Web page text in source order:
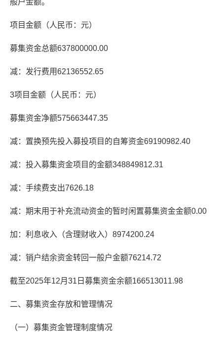
般户金额。
项目金额（人民币：元）
募集资金总额637800000.00
减：发行费用62136552.65
3项目金额（人民币：元）
募集资金净额575663447.35
减：置换预先投入募投项目的自筹资金69190982.40
减：投入募集资金项目的金额348849812.31
减：手续费支出7626.18
减：期末用于补充流动资金的暂时闲置募集资金金额0.00
加：利息收入（含理财收入）8974200.24
减：销户结余资金转回一般户金额76214.72
截至2025年12月31日募集资金余额166513011.98
二、募集资金存放和管理情况
（一）募集资金管理制度情况